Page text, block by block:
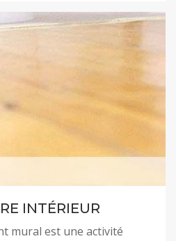
INTÉRIEUR
mural est une activité